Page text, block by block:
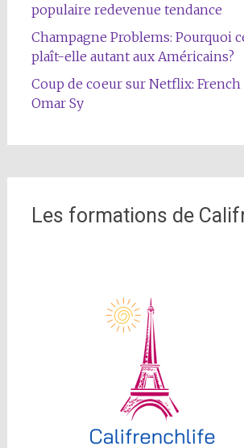
populaire redevenue tendance
Champagne Problems: Pourquoi
plaît-elle autant aux Américains?
Coup de coeur sur Netflix: French
Omar Sy
Les formations de